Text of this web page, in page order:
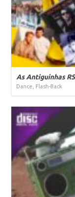
As Antiguinhas
Dance, Flash-Back